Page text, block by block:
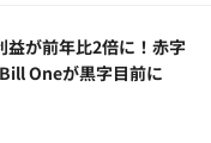
益が前年比2倍に！赤字
Oneが黒字目前に